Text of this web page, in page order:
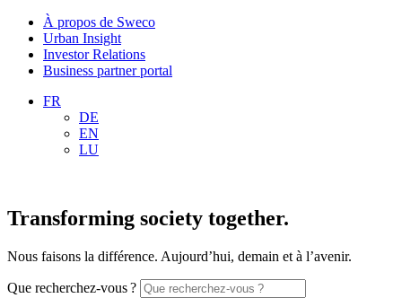
À propos de Sweco
Urban Insight
Investor Relations
Business partner portal
FR
DE
EN
LU
Transforming society together.
Nous faisons la différence. Aujourd’hui, demain et à l’avenir.
Que recherchez-vous ?